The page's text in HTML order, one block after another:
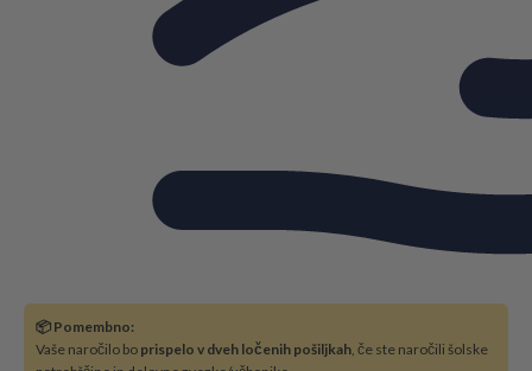
📦 Pomembno:
Vaše naročilo bo prispelo v dveh ločenih pošiljkah , če ste naročili šolske